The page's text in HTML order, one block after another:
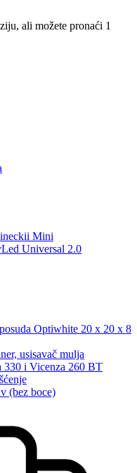
ali možete pronaći 1
Mini
Universal 2.0
Optiwhite 20 x 20 x 8
usisavač mulja
330 i Vicenza 260 BT
(bez boce)